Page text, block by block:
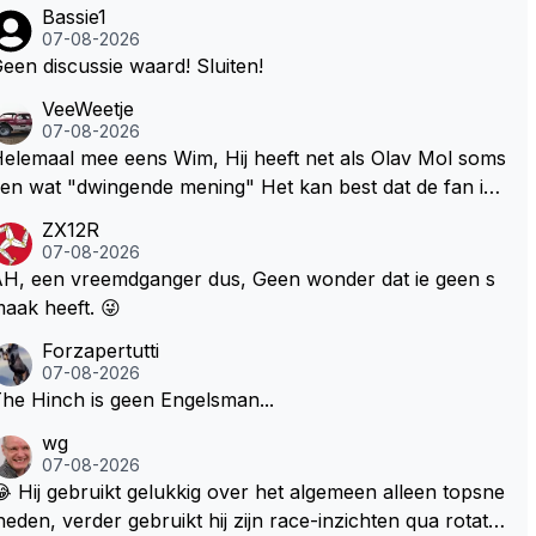
Bassie1
07-08-2026
discussie waard! Sluiten!
VeeWeetje
07-08-2026
mee eens Wim, Hij heeft net als Olav Mol soms
wat "dwingende mening" Het kan best dat de fan in
te roepen. Maar in een tijd zonder races zijn dit leuke
ZX12R
07-08-2026
een vreemdganger dus, Geen wonder dat ie geen s
heeft. 😜
Forzapertutti
07-08-2026
Hinch is geen Engelsman...
wg
07-08-2026
Hij gebruikt gelukkig over het algemeen alleen topsne
verder gebruikt hij zijn race-inzichten qua rotati